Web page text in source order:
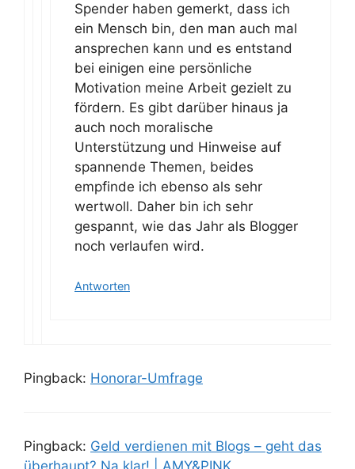
Spender haben gemerkt, dass ich
ein Mensch bin, den man auch mal
ansprechen kann und es entstand
bei einigen eine persönliche
Motivation meine Arbeit gezielt zu
fördern. Es gibt darüber hinaus ja
auch noch moralische
Unterstützung und Hinweise auf
spannende Themen, beides
empfinde ich ebenso als sehr
wertwoll. Daher bin ich sehr
gespannt, wie das Jahr als Blogger
noch verlaufen wird.
Antworten
Pingback: Honorar-Umfrage
Pingback: Geld verdienen mit Blogs – geht das